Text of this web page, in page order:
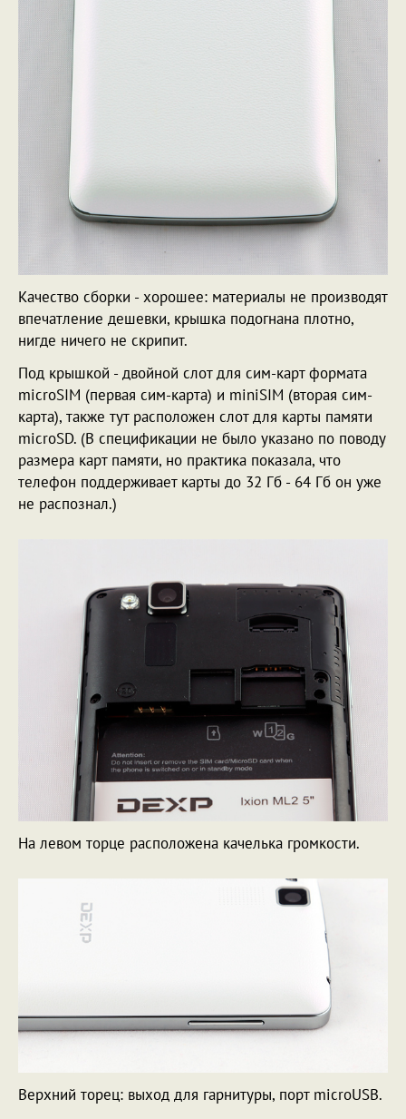
Качество сборки - хорошее: материалы не производят
впечатление дешевки, крышка подогнана плотно,
нигде ничего не скрипит.
Под крышкой - двойной слот для сим-карт формата
microSIM (первая сим-карта) и miniSIM (вторая сим-
карта), также тут расположен слот для карты памяти
microSD. (В спецификации не было указано по поводу
размера карт памяти, но практика показала, что
телефон поддерживает карты до 32 Гб - 64 Гб он уже
не распознал.)
На левом торце расположена качелька громкости.
Верхний торец: выход для гарнитуры, порт microUSB.